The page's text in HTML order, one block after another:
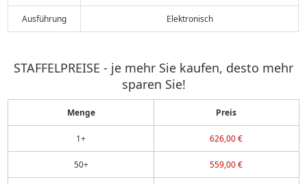
Ausführung Elektronisch
STAFFELPREISE - je mehr Sie kaufen, desto mehr
sparen Sie!
Menge
1+
50+
Preis
626,00 €
559,00 €